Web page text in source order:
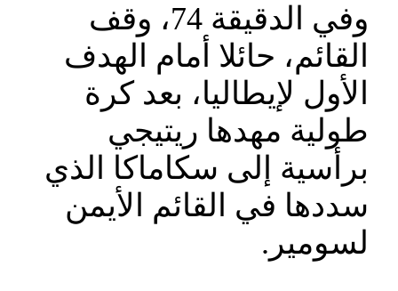
وفي الدقيقة 74، وقف
القائم، حائلا أمام الهدف
الأول لإيطاليا، بعد كرة
طولية مهدها ريتيجي
برأسية إلى سكاماكا الذي
سددها في القائم الأيمن
لسومير.